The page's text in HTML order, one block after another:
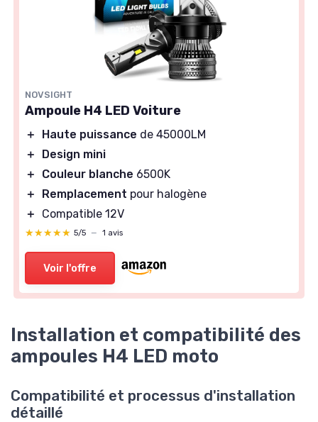
NOVSIGHT
Ampoule H4 LED Voiture
＋ Haute puissance de 45000LM
＋
Design mini
＋
Couleur blanche 6500K
＋
Remplacement pour halogène
＋
Compatible 12V
★★★★★
★★★★★ 5/5 — 1 avis
Voir l'offre
Installation et compatibilité des
ampoules H4 LED moto
Compatibilité et processus d'installation
détaillé